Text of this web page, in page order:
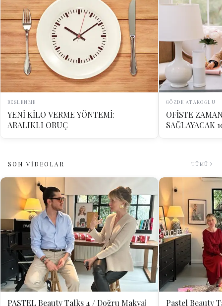
BESLENME
YENİ KİLO VERME YÖNTEMİ:
ARALIKLI ORUÇ
GÖZDE ATAKOĞLU
OFİSTE
SAĞLAYACAK
SON VİDEOLAR TÜMÜ
PASTEL Beauty Talks 4 / Doğru Makyaj Pastel Beauty